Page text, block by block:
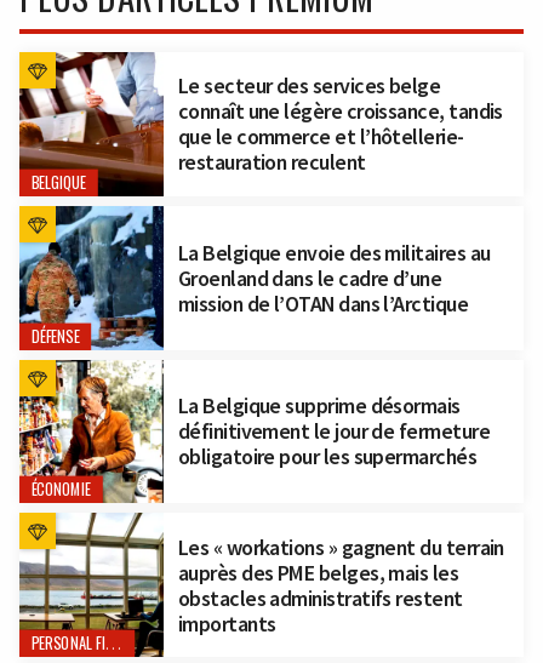
BELGIQUE
Le secteur des services belge
connaît une légère croissance, tandis
que le commerce et l’hôtellerie-
restauration reculent
DÉFENSE
La Belgique envoie des militaires au
Groenland dans le cadre d’une
mission de l’OTAN dans l’Arctique
ÉCONOMIE
La Belgique supprime désormais
définitivement le jour de fermeture
obligatoire pour les supermarchés
PERSONAL FINANCE
Les « workations » gagnent du terrain
auprès des PME belges, mais les
obstacles administratifs restent
importants